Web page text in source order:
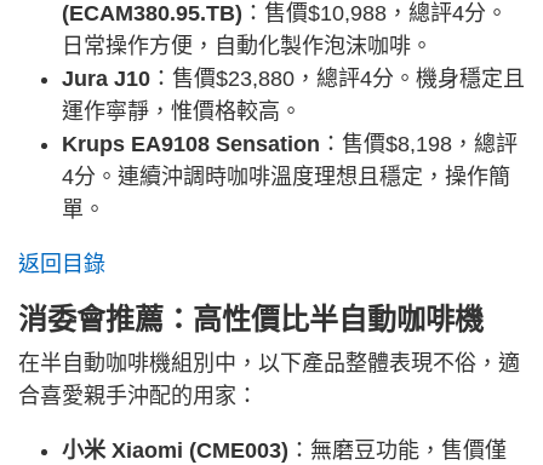
(ECAM380.95.TB) ：售價$10,988，總評4分。
日常操作方便，自動化製作泡沫咖啡。
Jura J10 ：售價$23,880，總評4分。機身穩定且
運作寧靜，惟價格較高。
Krups EA9108 Sensation ：售價$8,198，總評
4分。連續沖調時咖啡溫度理想且穩定，操作簡
單。
返回目錄
消委會推薦：高性價比半自動咖啡機
在半自動咖啡機組別中，以下產品整體表現不俗，適
合喜愛親手沖配的用家：
小米 Xiaomi (CME003) ：無磨豆功能，售價僅